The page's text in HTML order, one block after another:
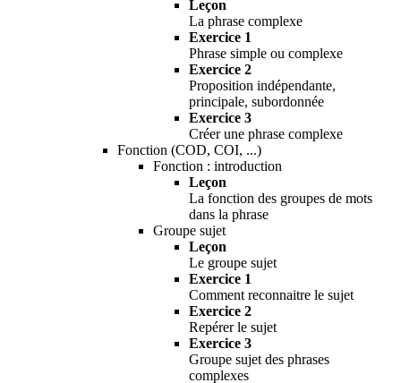
Leçon
La phrase complexe
Exercice 1
Phrase simple ou complexe
Exercice 2
Proposition indépendante,
principale, subordonnée
Exercice 3
Créer une phrase complexe
Fonction (COD, COI, ...)
Fonction : introduction
Leçon
La fonction des groupes de mots
dans la phrase
Groupe sujet
Leçon
Le groupe sujet
Exercice 1
Comment reconnaitre le sujet
Exercice 2
Repérer le sujet
Exercice 3
Groupe sujet des phrases
complexes